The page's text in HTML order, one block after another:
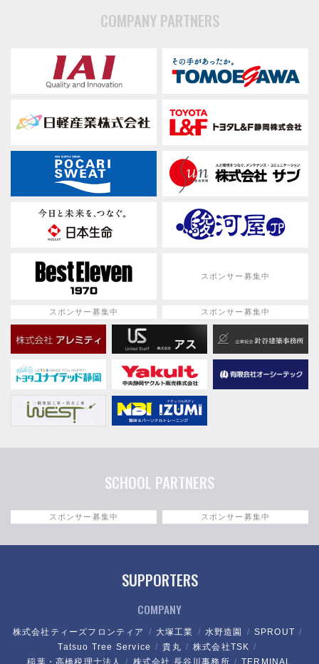
COMPANY PARTNERS
スポンサー募集中
スポンサー募集中 スポンサー募集中
SCHOOL PARTNERS
スポンサー募集中 スポンサー募集中
SUPPORTERS
COMPANY
株式会社ティーズフロンティア 大塚工業 水野造園
SPROUT
Tatsuo Tree Service
貴丸
株式会社TSK
稲葉・高橋税理士法人
株式会社 長谷川事務所 TERMINAL